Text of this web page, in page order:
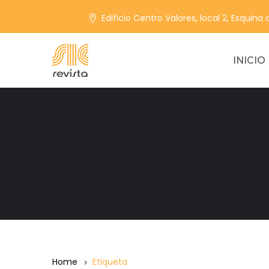
Edificio Centro Valores, local 2, Esquina
INICIO
Home Etiqueta